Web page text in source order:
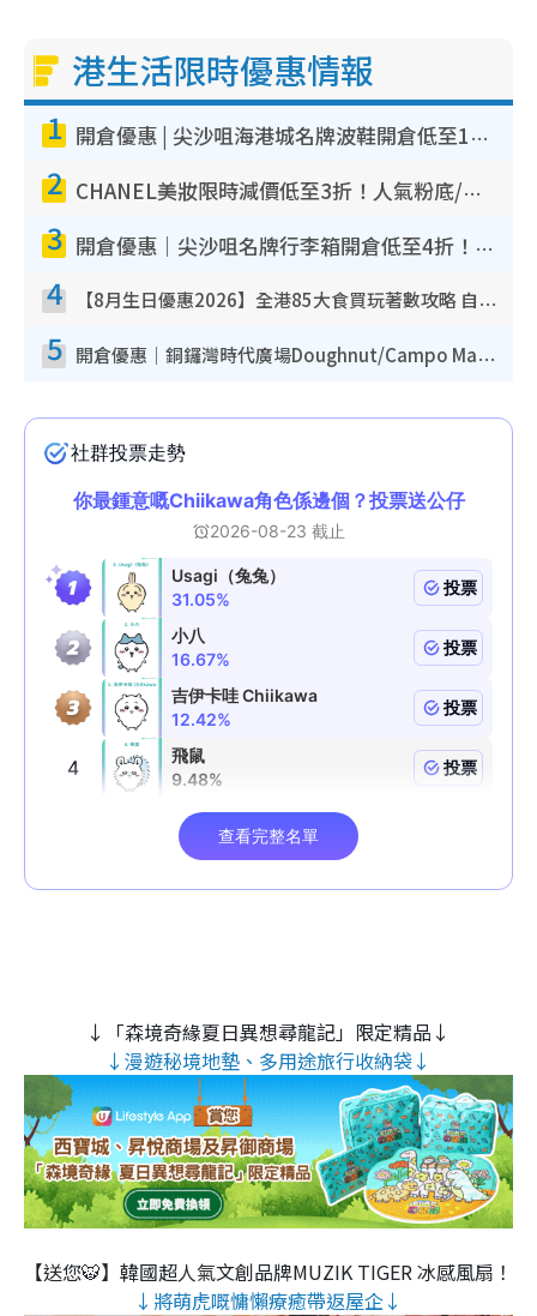
港生活限時優惠情報
1 開倉優惠 | 尖沙咀海港城名牌波鞋開倉低至1折！On鞋$899起／Joy&Peace鞋履$98起
2 CHANEL美妝限時減價低至3折！人氣粉底/唇膏/精華液低至$275！COCO香水都有平
3 開倉優惠｜尖沙咀名牌行李箱開倉低至4折！一連5日 American Tourister/ace./Hallmark $200起！
4 【8月生日優惠2026】全港85大食買玩著數攻略 自助餐/火鍋放題同行免費＋誠品/DONKI送現金券
5 開倉優惠｜銅鑼灣時代廣場Doughnut/Campo Marzio開倉低至1折！背囊、書包、手袋劈價$200起
↓「森境奇緣夏日異想尋龍記」限定精品↓
↓漫遊秘境地墊、多用途旅行收納袋↓
【送您🐯】韓國超人氣文創品牌MUZIK TIGER 冰感風扇！
↓將萌虎嘅慵懶療癒帶返屋企↓